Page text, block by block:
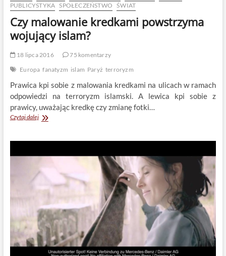
PUBLICYSTYKA SPOŁECZEŃSTWO ŚWIAT
Czy malowanie kredkami powstrzyma
wojujący islam?
18 lipca 2016
75 komentarzy
Europa fanatyzm islam Paryż terroryzm
Prawica kpi sobie z malowania kredkami na ulicach w ramach
odpowiedzi na terroryzm islamski. A lewica kpi sobie z
prawicy, uważając kredkę czy zmianę fotki…
Czytaj dalejCzy
powstrzyma